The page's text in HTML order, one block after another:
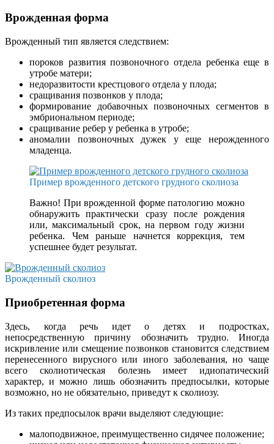
Врожденная форма
Врожденный тип является следствием:
пороков развития позвоночного отдела ребенка еще в
утробе матери;
недоразвитости крестцового отдела у плода;
сращивания позвонков у плода;
формирование добавочных позвоночных сегментов в
эмбриональном периоде;
сращивание ребер у ребенка в утробе;
аномалии позвоночных дужек у еще нерожденного
младенца.
Пример врожденного детского грудного сколиоза
Важно! При врожденной форме патологию можно
обнаружить практически сразу после рождения
или, максимальный срок, на первом году жизни
ребенка. Чем раньше начнется коррекция, тем
успешнее будет результат.
Врожденный сколиоз
Приобретенная форма
Здесь, когда речь идет о детях и подростках,
непосредственную причину обозначить трудно. Иногда
искривление или смещение позвонков становится следствием
перенесенного вирусного или иного заболевания, но чаще
всего сколиотическая болезнь имеет идиопатический
характер, и можно лишь обозначить предпосылки, которые
возможно, но не обязательно, приведут к сколиозу.
Из таких предпосылок врачи выделяют следующие:
малоподвижное, преимущественно сидячее положение;